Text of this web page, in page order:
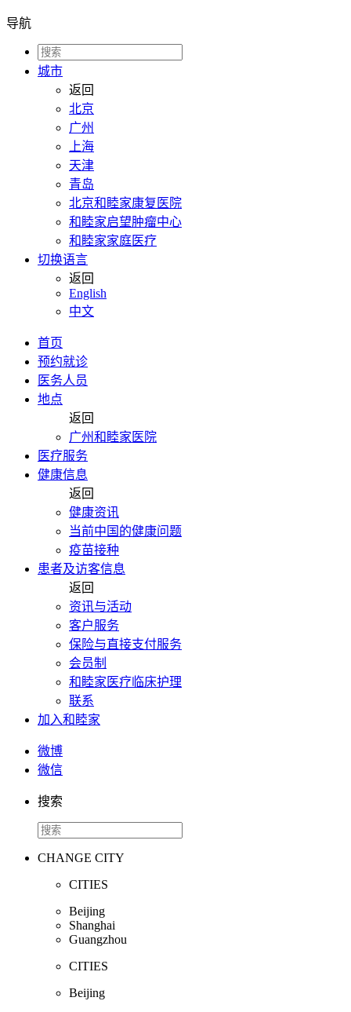
导航
城市
返回
北京
广州
上海
天津
青岛
北京和睦家康复医院
和睦家启望肿瘤中心
和睦家家庭医疗
切换语言
返回
English
中文
首页
预约就诊
医务人员
地点
返回
广州和睦家医院
医疗服务
健康信息
返回
健康资讯
当前中国的健康问题
疫苗接种
患者及访客信息
返回
资讯与活动
客户服务
保险与直接支付服务
会员制
和睦家医疗临床护理
联系
加入和睦家
微博
微信
搜索
CHANGE CITY
CITIES
Beijing
Shanghai
Guangzhou
CITIES
Beijing